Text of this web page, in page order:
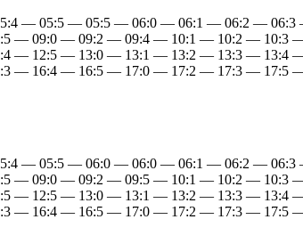
— 05:5 — 05:5 — 06:0 — 06:1 — 06:2 —
— 09:0 — 09:2 — 09:4 — 10:1 — 10:2 —
— 12:5 — 13:0 — 13:1 — 13:2 — 13:3 —
— 16:4 — 16:5 — 17:0 — 17:2 — 17:3 —
— 05:5 — 06:0 — 06:0 — 06:1 — 06:2 —
— 09:0 — 09:2 — 09:5 — 10:1 — 10:2 —
— 12:5 — 13:0 — 13:1 — 13:2 — 13:3 —
— 16:4 — 16:5 — 17:0 — 17:2 — 17:3 —